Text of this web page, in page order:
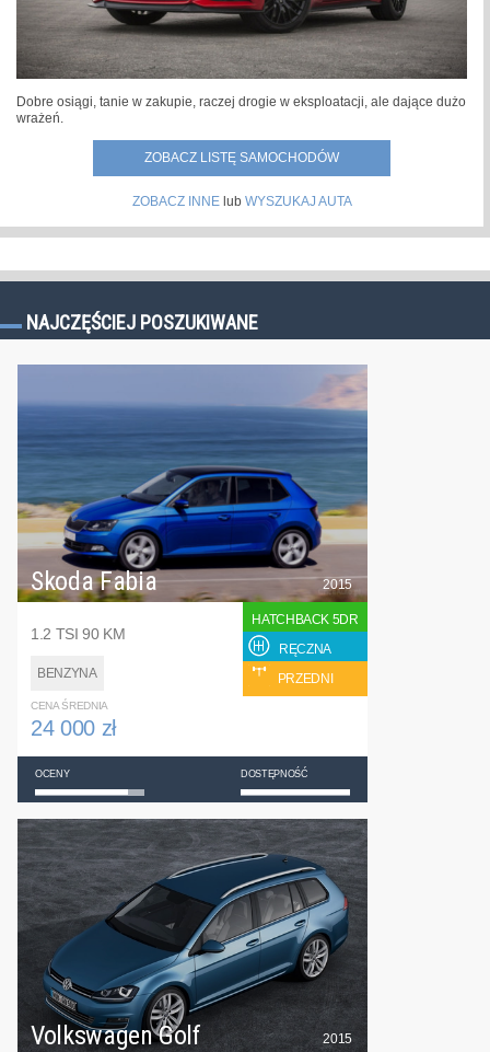
Dobre osiągi, tanie w zakupie, raczej drogie w eksploatacji, ale dające dużo
wrażeń.
ZOBACZ LISTĘ SAMOCHODÓW
ZOBACZ INNElub WYSZUKAJ AUTA
NAJCZĘŚCIEJ POSZUKIWANE
Skoda Fabia
1.2 TSI 90 KM
BENZYNA
2015
HATCHBACK 5DR
RĘCZNA
PRZEDNI
CENA ŚREDNIA
24 000 zł
OCENY DOSTĘPNOŚĆ
Volkswagen Golf 2015